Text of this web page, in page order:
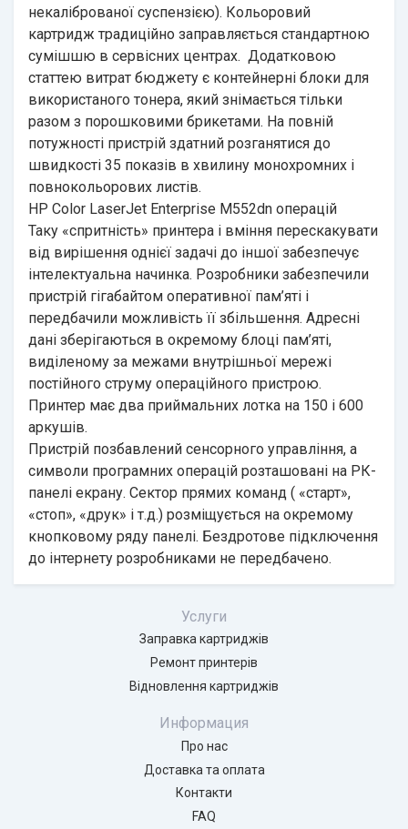
некаліброваної суспензією). Кольоровий
картридж традиційно заправляється стандартною
сумішшю в сервісних центрах. Додатковою
статтею витрат бюджету є контейнерні блоки для
використаного тонера, який знімається тільки
разом з порошковими брикетами. На повній
потужності пристрій здатний розганятися до
швидкості 35 показів в хвилину монохромних і
повнокольорових листів.
HP Color LaserJet Enterprise M552dn операцій
Таку «спритність» принтера і вміння перескакувати
від вирішення однієї задачі до іншої забезпечує
інтелектуальна начинка. Розробники забезпечили
пристрій гігабайтом оперативної пам’яті і
передбачили можливість її збільшення. Адресні
дані зберігаються в окремому блоці пам’яті,
виділеному за межами внутрішньої мережі
постійного струму операційного пристрою.
Принтер має два приймальних лотка на 150 і 600
аркушів.
Пристрій позбавлений сенсорного управління, а
символи програмних операцій розташовані на РК-
панелі екрану. Сектор прямих команд ( «старт»,
«стоп», «друк» і т.д.) розміщується на окремому
кнопковому ряду панелі. Бездротове підключення
до інтернету розробниками не передбачено.
Услуги
Заправка картриджів
Ремонт принтерів
Відновлення картриджів
Информация
Про нас
Доставка та оплата
Контакти
FAQ